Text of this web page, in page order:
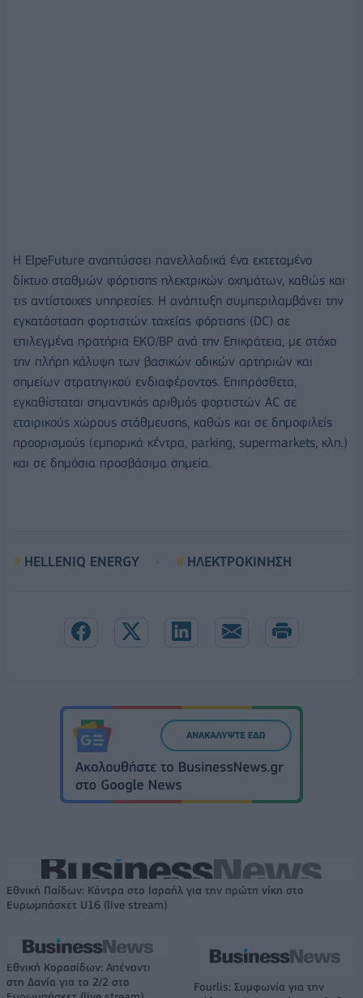
Η ElpeFuture αναπτύσσει πανελλαδικά ένα εκτεταμένο
δίκτυο σταθμών φόρτισης ηλεκτρικών οχημάτων, καθώς και
τις αντίστοιχες υπηρεσίες. Η ανάπτυξη συμπεριλαμβάνει την
εγκατάσταση φορτιστών ταχείας φόρτισης (DC) σε
επιλεγμένα πρατήρια ΕΚΟ/ΒΡ ανά την Επικράτεια, με στόχο
την πλήρη κάλυψη των βασικών οδικών αρτηριών και
σημείων στρατηγικού ενδιαφέροντος. Επιπρόσθετα,
εγκαθίσταται σημαντικός αριθμός φορτιστών AC σε
εταιρικούς χώρους στάθμευσης, καθώς και σε δημοφιλείς
προορισμούς (εμπορικά κέντρα, parking, supermarkets, κλπ.)
και σε δημόσια προσβάσιμα σημεία.
HELLENIQ ENERGY ΗΛΕΚΤΡΟΚΙΝΗΣΗ
Εθνική Παίδων: Κόντρα στο Ισραήλ για την πρώτη νίκη στο
Ευρωμπάσκετ U16 (live stream)
Εθνική Κορασίδων: Απέναντι
στη Δανία για το 2/2 στο
Fourlis: Συμφωνία για την